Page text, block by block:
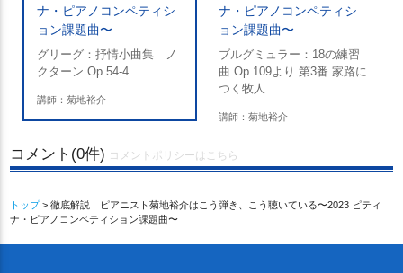
ナ・ピアノコンペティシ
ョン課題曲〜
グリーグ：抒情小曲集 ノ
クターン Op.54-4
講師：菊地裕介
ナ・ピアノコンペティシ
ョン課題曲〜
ブルグミュラー：18の練習
曲 Op.109より 第3番 家路に
つく牧人
講師：菊地裕介
コメント(0件) コメントポリシーはこちら
トップ> 徹底解説 ピアニスト菊地裕介はこう弾き、こう聴いている〜2023 ピティ
ナ・ピアノコンペティション課題曲〜